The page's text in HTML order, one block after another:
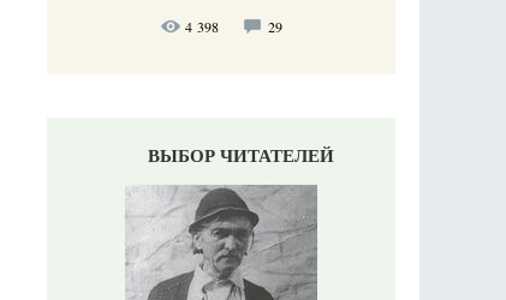
4 398 29
ВЫБОР ЧИТАТЕЛЕЙ